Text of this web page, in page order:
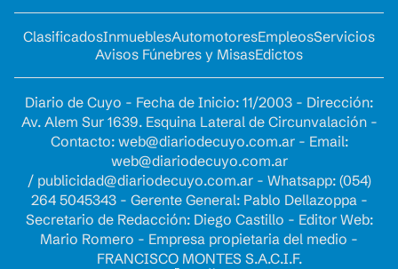
ClasificadosInmueblesAutomotoresEmpleosServicios
Avisos Fúnebres y MisasEdictos
Diario de Cuyo - Fecha de Inicio: 11/2003 - Dirección:
Av. Alem Sur 1639. Esquina Lateral de Circunvalación -
Contacto: web@diariodecuyo.com.ar- Email:
web@diariodecuyo.com.ar
/ publicidad@diariodecuyo.com.ar- Whatsapp: (054)
264 5045343 - Gerente General: Pablo Dellazoppa -
Secretario de Redacción: Diego Castillo - Editor Web:
Mario Romero - Empresa propietaria del medio -
FRANCISCO MONTES S.A.C.I.F.